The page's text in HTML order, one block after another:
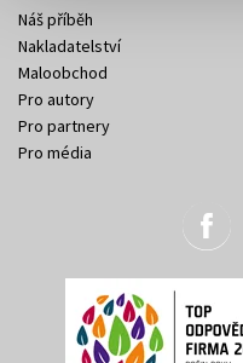
Náš příběh
Nakladatelství
Maloobchod
Pro autory
Pro partnery
Pro média